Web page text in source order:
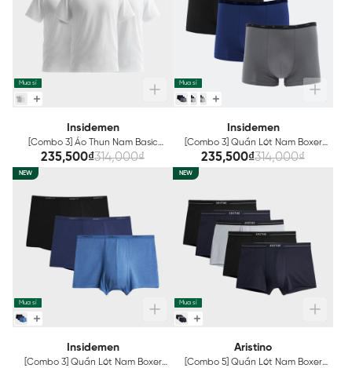
Mua sỉ
Insidemen
[Combo 3] Áo Thun Nam Basic
Insidemen ITS002EDP03
235,500₫314,000₫
Mua sỉ
Insidemen
[Combo 3] Quần Lót Nam Boxer
Bamboo Insidemen IBX008EDP03
235,500₫314,000₫
NEW
Mua sỉ
Insidemen
[Combo 3] Quần Lót Nam Boxer
NEW
Mua sỉ
Aristino
[Combo 5] Quần Lót Nam Boxer